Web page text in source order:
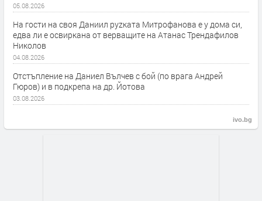
05.08.2026
На гости на своя Даниил руzката Митрофанова е у дома си,
едва ли е освиркана от верващите на Атанас Трендафилов
Николов
04.08.2026
Отстъпление на Даниел Вълчев с бой (по врага Андрей
Гюров) и в подкрепа на др. Йотова
03.08.2026
ivo.bg